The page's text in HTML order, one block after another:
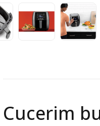
Cucerim